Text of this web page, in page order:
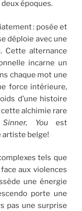
époques.
: posée et
déploie avec une
Cette alternance
incarne un
chaque mot une
force intérieure,
d’une histoire
alchimie rare
Sinner, You est
artiste belge!
tels que
aux violences
une énergie
porte une
pas une surprise